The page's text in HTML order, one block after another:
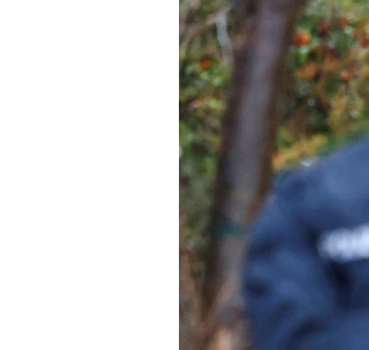
КРЫМ.НЕПОКОРЕННЫЙ
УКРАИНСКАЯ ПРОБЛЕМА КРЫМА